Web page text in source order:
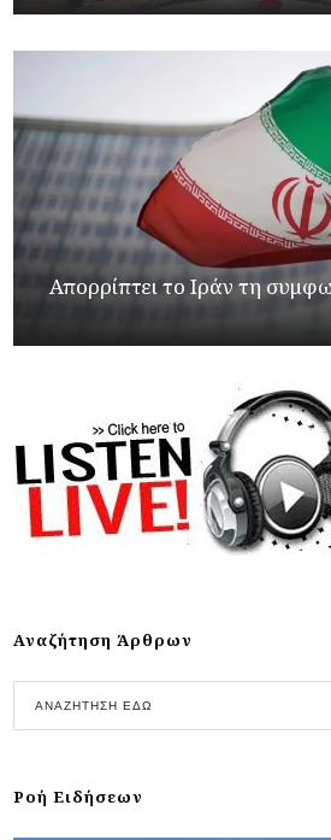
Απορρίπτει το Ιράν τη
Αναζήτηση Άρθρων
Ροή Ειδήσεων